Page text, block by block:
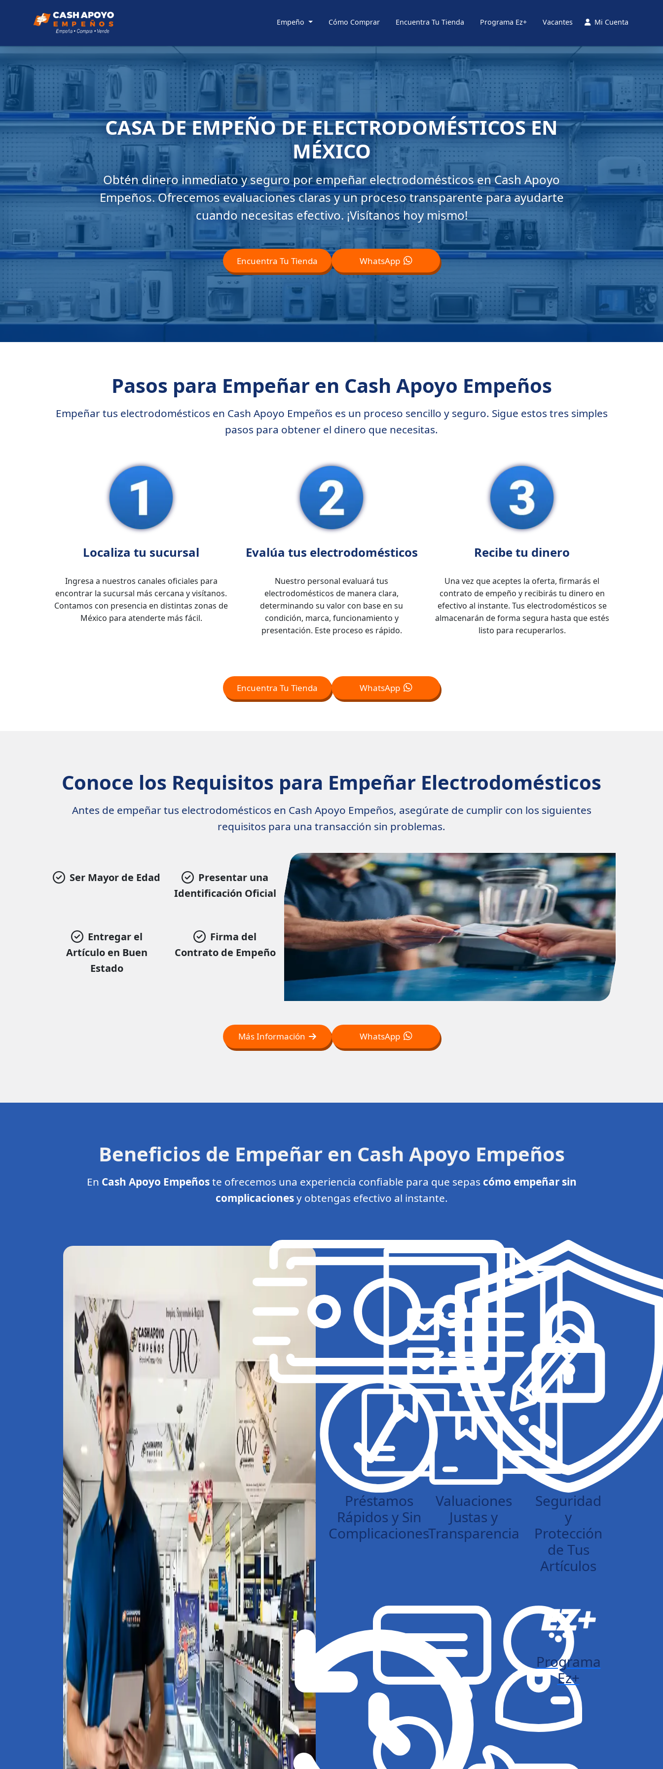
Empeño Cómo Comprar Encuentra Tu Tienda Programa Ez+ Vacantes Mi Cuenta
CASA DE EMPEÑO DE ELECTRODOMÉSTICOS EN
MÉXICO
Obtén dinero inmediato y seguro por empeñar electrodomésticos en Cash Apoyo
Empeños. Ofrecemos evaluaciones claras y un proceso transparente para ayudarte
cuando necesitas efectivo. ¡Visítanos hoy mismo!
Encuentra Tu Tienda WhatsApp
Pasos para Empeñar en Cash Apoyo Empeños
Empeñar tus electrodomésticos en Cash Apoyo Empeños es un proceso sencillo y seguro. Sigue estos tres simples
pasos para obtener el dinero que necesitas.
Localiza tu sucursal
Ingresa a nuestros canales oficiales para
encontrar la sucursal más cercana y visítanos.
Contamos con presencia en distintas zonas de
México para atenderte más fácil.
Evalúa tus electrodomésticos
Nuestro personal evaluará tus
electrodomésticos de manera clara,
determinando su valor con base en su
condición, marca, funcionamiento y
presentación. Este proceso es rápido.
Recibe tu dinero
Una vez que aceptes la oferta, firmarás el
contrato de empeño y recibirás tu dinero en
efectivo al instante. Tus electrodomésticos se
almacenarán de forma segura hasta que estés
listo para recuperarlos.
Encuentra Tu Tienda WhatsApp
Conoce los Requisitos para Empeñar Electrodomésticos
Antes de empeñar tus electrodomésticos en Cash Apoyo Empeños, asegúrate de cumplir con los siguientes
requisitos para una transacción sin problemas.
Ser Mayor de Edad
Presentar una
Identificación Oficial
Entregar el
Artículo en Buen
Estado
Firma del
Contrato de Empeño
Más Información WhatsApp
Beneficios de Empeñar en Cash Apoyo Empeños
En Cash Apoyo Empeñoste ofrecemos una experiencia confiable para que sepas cómo empeñar sin
complicacionesy obtengas efectivo al instante.
Préstamos
Rápidos y Sin
Complicaciones
Valuaciones
Justas y
Transparencia
Seguridad
y
Protección
de Tus
Artículos
Programa
Ez+